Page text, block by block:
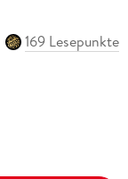
169 Lesepunkte